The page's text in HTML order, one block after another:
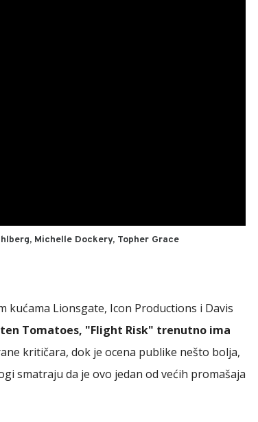
Michelle Dockery, Topher Grace
kućama Lionsgate, Icon Productions i Davis
Tomatoes, "Flight Risk" trenutno ima
kritičara, dok je ocena publike nešto bolja,
smatraju da je ovo jedan od većih promašaja